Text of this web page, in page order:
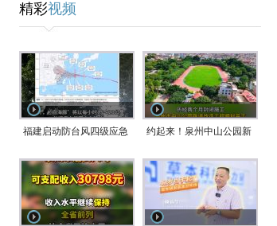
乱子草盛放
精彩视频
福建启动防台风四级应急
9日在长江口至福建北部
一带沿海登陆
约起来！泉州中山公园新